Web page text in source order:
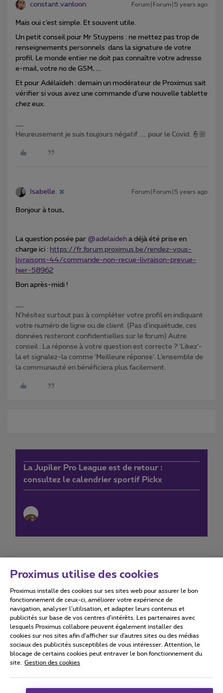
constant.vanloon Forum|Forum|5 years ago
Mais oui c’est simple. Et souvent utile.
Un petit conseil pour Mr Stuypens : ne mettez pas trop de
renseignements personnels dans la signature de votre
profil. Le monde entier ne doit pas connaître votre adresse
e-mail, votre no de GSM, .…
Et pour Adélaïdeh : demain un modérateur de Proximus sait
vérifier si vous avez une commande d’une nouvelle tablette
chez eux.
Heureusement je suis toujours négatif ..... pour le Covid. 👮🏼
Isabelle. Forum|Forum|5 years ago
Bonjour à tous,
La question posée par @adelaideh a déjà été prise en
charge ici : https://fr.forum.proximus.be/rendez-vous-
livraisons-44/commande-non-recue-livraison-prevue-
hier-58962
Bon après-midi !
N'hésitez surtout pas à compléter votre profil en indiquant
votre numéro de ligne ou de client. (Pas d'inquiétude, ces
données resteront confidentielles sur le forum) Autre
conseil : La réponse à votre question est correcte ? ‘Likez’-
la et signalez-la comme ‘Meilleure réponse’. L’ensemble de
la communauté en bénéficiera plus facilement.
La Jupiler Pro League est de retour :
consultez le calendrier sportif Pickx
Conditions d'utilisation Accessibility statement
Tous droits réservés. © 2026
Conditions générales, info consommateur
Proximus utilise des cookies
Proximus installe des cookies sur ses sites web pour assurer le bon
fonctionnement de ceux-ci, améliorer votre expérience de
navigation, analyser l’utilisation, et adapter leurs contenus et
publicités sur base de vos centres d’intérêts. Les partenaires avec
lesquels Proximus collabore peuvent également installer des
cookies sur nos sites afin d’afficher sur d'autres sites ou des médias
sociaux des publicités susceptibles de vous intéresser. Attention, le
blocage de certains cookies peut entraver le bon fonctionnement du
site.
Gestion des cookies